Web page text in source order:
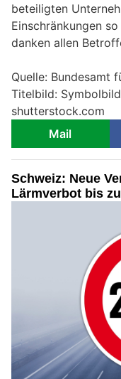
beteiligten
Einschränkungen
danken allen
Quelle: Bundesamt
Titelbild:
shutterstock.com
Mail
Schweiz: Neue
Lärmverbot bis